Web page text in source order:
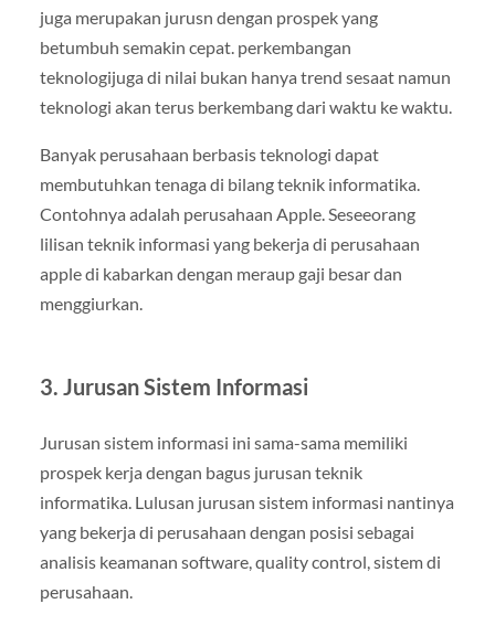
juga merupakan jurusn dengan prospek yang
betumbuh semakin cepat. perkembangan
teknologijuga di nilai bukan hanya trend sesaat namun
teknologi akan terus berkembang dari waktu ke waktu.
Banyak perusahaan berbasis teknologi dapat
membutuhkan tenaga di bilang teknik informatika.
Contohnya adalah perusahaan Apple. Seseeorang
lilisan teknik informasi yang bekerja di perusahaan
apple di kabarkan dengan meraup gaji besar dan
menggiurkan.
3. Jurusan Sistem Informasi
Jurusan sistem informasi ini sama-sama memiliki
prospek kerja dengan bagus jurusan teknik
informatika. Lulusan jurusan sistem informasi nantinya
yang bekerja di perusahaan dengan posisi sebagai
analisis keamanan software, quality control, sistem di
perusahaan.